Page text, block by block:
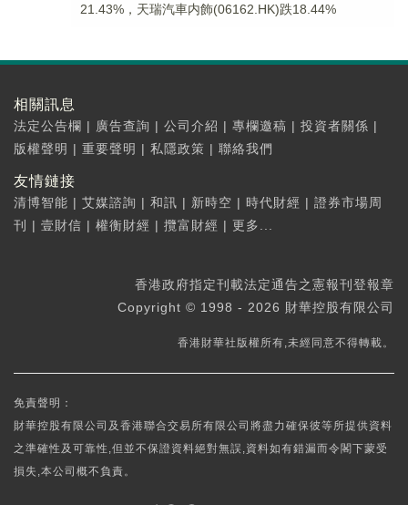
21.43%，天瑞汽車内飾(06162.HK)跌18.44%
相關訊息
法定公告欄 | 廣告查詢 | 公司介紹 | 專欄邀稿 | 投資者關係 |
版權聲明 | 重要聲明 | 私隱政策 | 聯絡我們
友情鏈接
清博智能 | 艾媒諮詢 | 和訊 | 新時空 | 時代財經 | 證券市場周
刊
| 壹財信 | 權衡財經 | 攬富財經 | 更多...
香港政府指定刊載法定通告之憲報刊登報章
Copyright © 1998 - 2026 財華控股有限公司
香港財華社版權所有,未經同意不得轉載。
免責聲明：
財華控股有限公司及香港聯合交易所有限公司將盡力確保彼等所提供資料
之準確性及可靠性,但並不保證資料絕對無誤,資料如有錯漏而令閣下蒙受
損失,本公司概不負責。